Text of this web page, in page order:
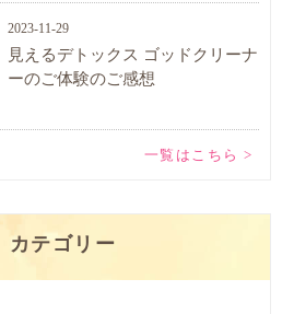
2023-11-29
見えるデトックス ゴッドクリーナ
ーのご体験のご感想
一覧はこちら >
カテゴリー